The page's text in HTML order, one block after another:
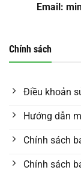
Email:
Chính sách
Điều khoản
Hướng dẫn
Chính sách
Chính sách